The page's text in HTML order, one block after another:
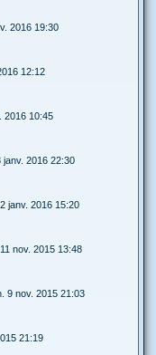
2016 19:30
12:12
2016 10:45
janv. 2016 22:30
janv. 2016 15:20
nov. 2015 13:48
9 nov. 2015 21:03
21:19